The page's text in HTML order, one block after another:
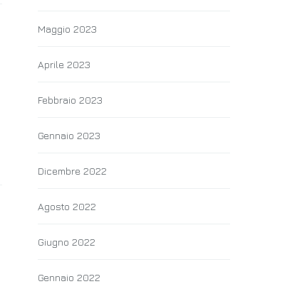
Maggio 2023
Aprile 2023
Febbraio 2023
Gennaio 2023
Dicembre 2022
Agosto 2022
Giugno 2022
Gennaio 2022